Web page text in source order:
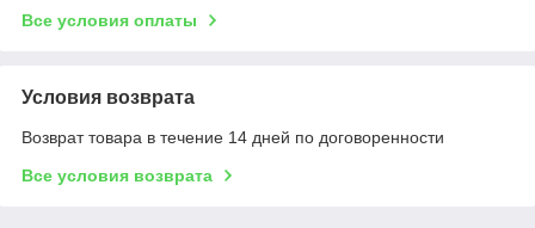
Все условия оплаты
Условия возврата
Возврат товара в течение 14 дней по договоренности
Все условия возврата